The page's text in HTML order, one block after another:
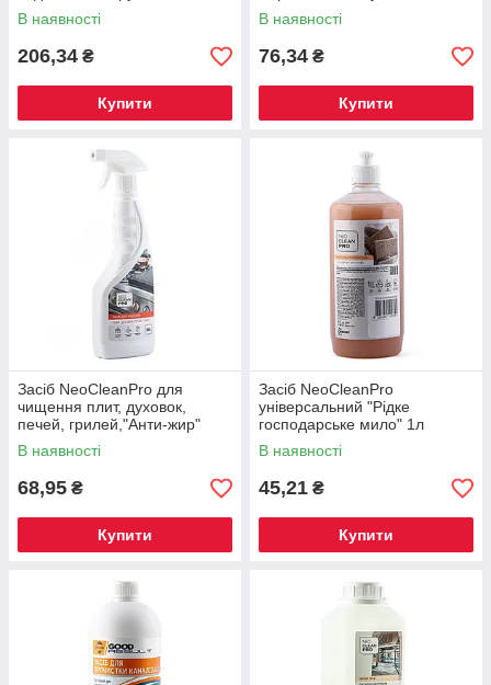
В наявності
206,34 ₴
Купити
В наявності
76,34 ₴
Купити
Засіб NeoCleanPro для
чищення плит, духовок,
печей, грилей,"Анти-жир"
рідкий, лужний, розпилювач
500мл
В наявності
68,95 ₴
Купити
Засіб NeoCleanPro
універсальний "Рідке
господарське мило" 1л
В наявності
45,21 ₴
Купити